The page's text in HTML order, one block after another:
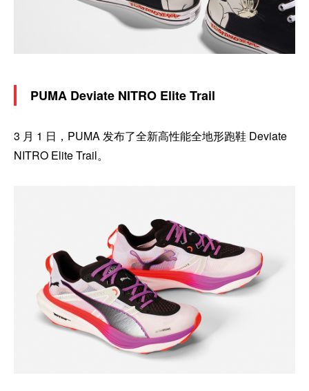
PUMA Deviate NITRO Elite Trail
3 月 1 日，PUMA 发布了全新高性能全地形跑鞋 Deviate
NITRO Elite Trail。